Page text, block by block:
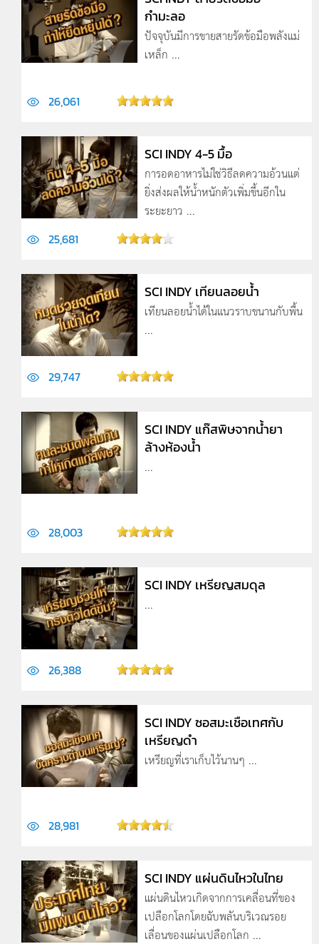
กำมะลอ
ปัจจุบันมีการขายสายรัดข้อมือพลังแม่
เหล็ก ...
26,061
SCI INDY 4-5 มื้อ
การอดอาหารไม่ใช่วิธีลดความอ้วนแต่
ยิ่งส่งผลให้น้ำหนักตัวเพิ่มขึ้นอีกใน
ระยะยาว ...
25,681
SCI INDY เทียนลอยน้ำ
เทียนลอยน้ำได้ในแนวราบขนานกับพื้น
...
29,747
SCI INDY แก๊สพิษจากน้ำยา
ล้างห้องน้ำ
...
28,003
SCI INDY เหรียญสมดุล
...
26,388
SCI INDY ซอสมะเชือเทศกับ
เหรียญดำ
เหรียญที่เราเก็บไว้นานๆ ...
28,981
SCI INDY แผ่นดินไหวในไทย
แผ่นดินไหวเกิดจากการเคลื่อนที่ของ
เปลือกโลกโดยฉับพลันบริเวณรอย
เลื่อนของแผ่นเปลือก­โลก ...